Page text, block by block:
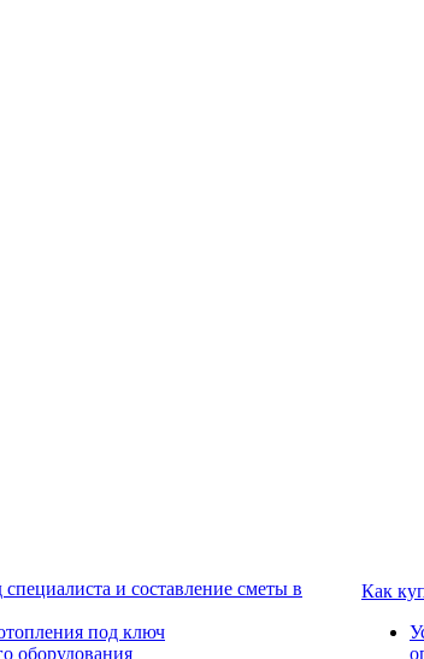
и составление сметы в
под ключ
оборудования
Как